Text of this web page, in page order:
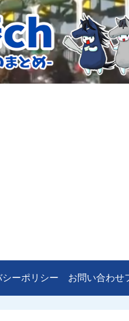
シーポリシー お問い合わせ